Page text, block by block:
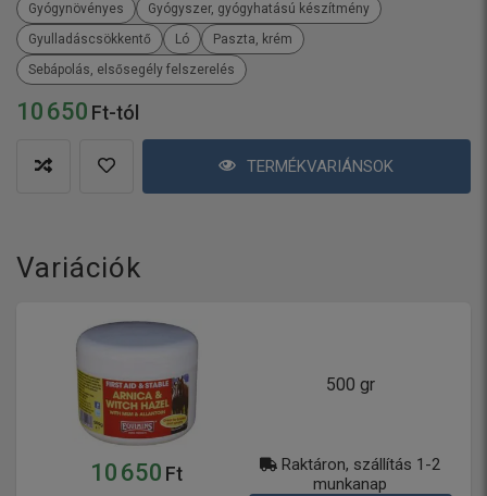
10 650 Ft-tól
TERMÉKVARIÁNSOK
Gyógynövényes
Gyógyszer, gyógyhatású készítmény
Gyulladáscsökkentő
Ló
Paszta, krém
Sebápolás, elsősegély felszerelés
Variációk
500 gr
10 650 Ft
Raktáron, szállítás 1-2
munkanap